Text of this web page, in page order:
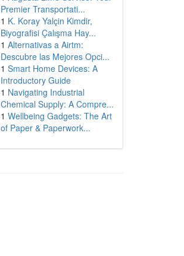
Premier Transportati...
1 K. Koray Yalçin Kimdir,
Biyografisi Çalışma Hay...
1 Alternativas a Airtm:
Descubre las Mejores Opci...
1 Smart Home Devices: A
Introductory Guide
1 Navigating Industrial
Chemical Supply: A Compre...
1 Wellbeing Gadgets: The Art
of Paper & Paperwork...